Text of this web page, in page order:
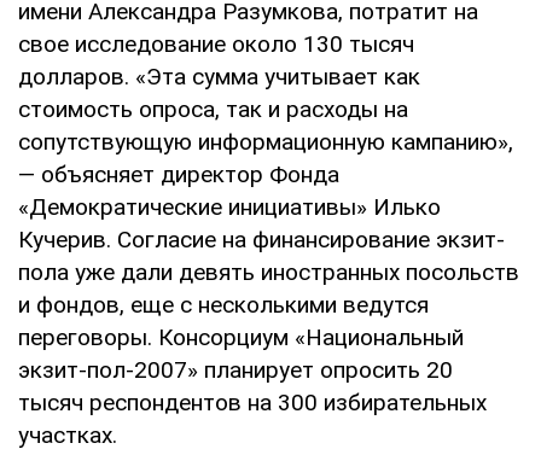
имени Александра Разумкова, потратит на
свое исследование около 130 тысяч
долларов. «Эта сумма учитывает как
стоимость опроса, так и расходы на
сопутствующую информационную кампанию»,
— объясняет директор Фонда
«Демократические инициативы» Илько
Кучерив. Согласие на финансирование экзит-
пола уже дали девять иностранных посольств
и фондов, еще с несколькими ведутся
переговоры. Консорциум «Национальный
экзит-пол-2007» планирует опросить 20
тысяч респондентов на 300 избирательных
участках.